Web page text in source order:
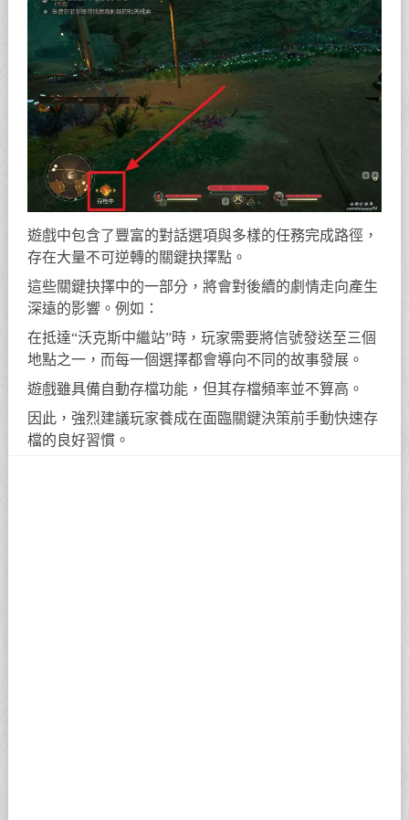
遊戲中包含了豐富的對話選項與多樣的任務完成路徑，
存在大量不可逆轉的關鍵抉擇點。
這些關鍵抉擇中的一部分，將會對後續的劇情走向產生
深遠的影響。例如：
在抵達“沃克斯中繼站”時，玩家需要將信號發送至三個
地點之一，而每一個選擇都會導向不同的故事發展。
遊戲雖具備自動存檔功能，但其存檔頻率並不算高。
因此，強烈建議玩家養成在面臨關鍵決策前手動快速存
檔的良好習慣。